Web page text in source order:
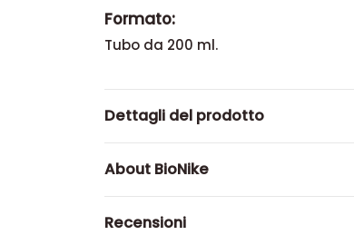
Formato:
Tubo da 200 ml.
Dettagli del prodotto
About BioNike
Recensioni